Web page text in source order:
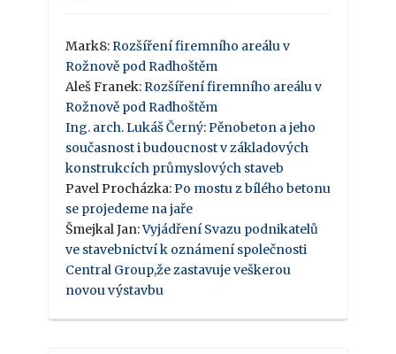
Mark8: Rozšíření firemního areálu v
Rožnově pod Radhoštěm
Aleš Franek: Rozšíření firemního areálu v
Rožnově pod Radhoštěm
Ing. arch. Lukáš Černý: Pěnobeton a jeho
současnost i budoucnost v základových
konstrukcích průmyslových staveb
Pavel Procházka: Po mostu z bílého betonu
se projedeme na jaře
Šmejkal Jan:Vyjádření Svazu podnikatelů
ve stavebnictví k oznámení společnosti
Central Group,že zastavuje veškerou
novou výstavbu